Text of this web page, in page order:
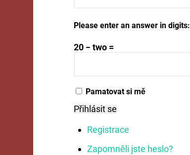
Please enter an answer in digits:
20 − two =
Pamatovat si mě
Přihlásit se
Registrace
Zapomněli jste heslo?